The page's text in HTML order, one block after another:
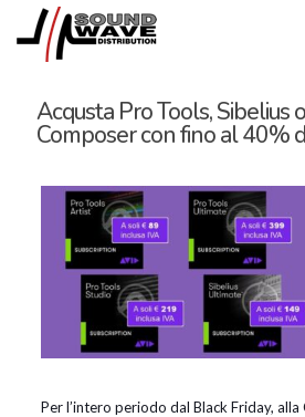
Acqusta Pro Tools, Sibelius
Composer con fino al 40%
Per l’intero periodo dal Black Friday,